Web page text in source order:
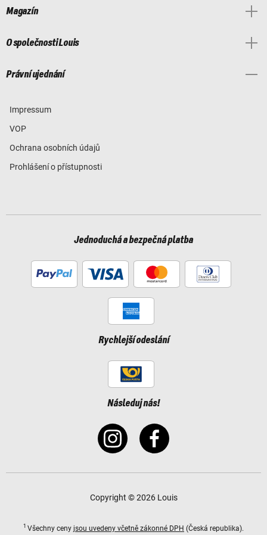
Magazín
O společnosti Louis
Právní ujednání
Impressum
VOP
Ochrana osobních údajů
Prohlášení o přístupnosti
Jednoduchá a bezpečná platba
Rychlejší odeslání
Následuj nás!
Copyright © 2026 Louis
1 Všechny ceny jsou uvedeny včetně zákonné DPH (Česká republika).